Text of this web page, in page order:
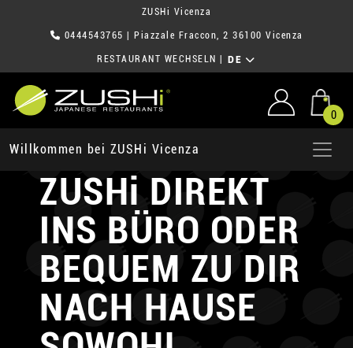
ZUSHi Vicenza
0444543765 | Piazzale Fraccon, 2 36100 Vicenza
RESTAURANT WECHSELN DE
0
Willkommen bei ZUSHi Vicenza
WIR LIEFERN
ZUSHi DIREKT
INS BÜRO ODER
BEQUEM ZU DIR
NACH HAUSE